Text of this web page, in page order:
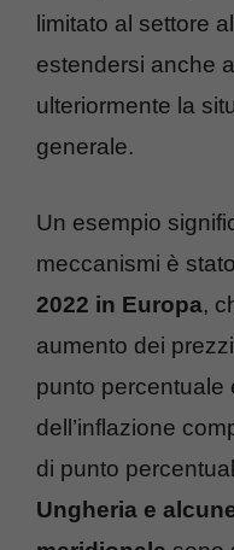
limitato al settore
estendersi anche
ulteriormente la
generale.
Un esempio
meccanismi è stato
2022 in Europa,
aumento dei
punto percentuale
dell’inflazione
di punto
Ungheria e